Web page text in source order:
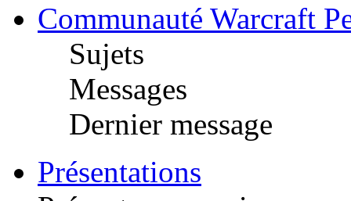
Communauté Warcraft
Sujets
Messages
Dernier message
Présentations